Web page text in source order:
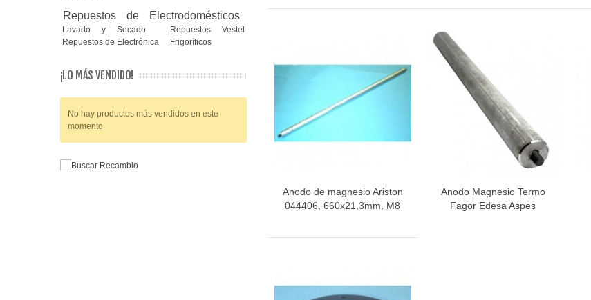
Repuestos de Electrodomésticos
Lavado y Secado
Repuestos Vestel
Repuestos de Electrónica
Frigoríficos
¡LO MÁS VENDIDO!
No hay productos más vendidos en este
momento
Vista rápida
Anodo de magnesio Ariston
044406, 660x21,3mm, M8
Vista rápida
Anodo Magnesio Termo
Fagor Edesa Aspes